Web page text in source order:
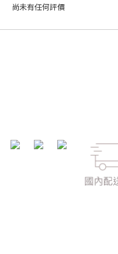
尚未有任何評價